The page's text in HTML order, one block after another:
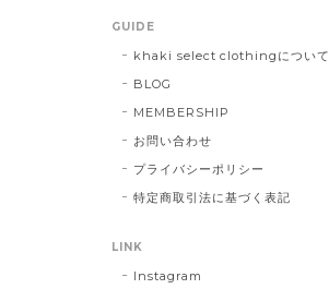
GUIDE
khaki select clothingについて
BLOG
MEMBERSHIP
お問い合わせ
プライバシーポリシー
特定商取引法に基づく表記
LINK
Instagram